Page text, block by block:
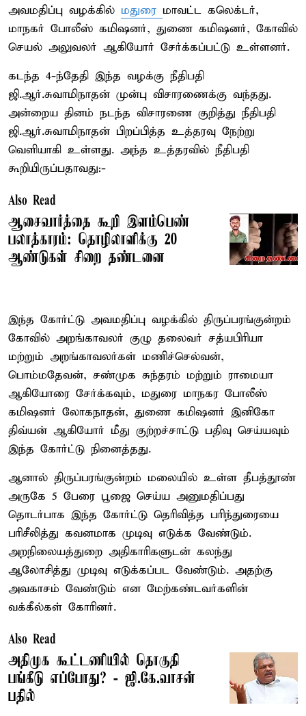
அவமதிப்பு வழக்கில் மதுரை மாவட்ட கலெக்டர்,
மாநகர் போலீஸ் கமிஷனர், துணை கமிஷனர், கோவில்
செயல் அலுவலர் ஆகியோர் சேர்க்கப்பட்டு உள்ளனர்.
கடந்த 4-ந்தேதி இந்த வழக்கு நீதிபதி
ஜி.ஆர்.சுவாமிநாதன் முன்பு விசாரணைக்கு வந்தது.
அன்றைய தினம் நடந்த விசாரணை குறித்து நீதிபதி
ஜி.ஆர்.சுவாமிநாதன் பிறப்பித்த உத்தரவு நேற்று
வெளியாகி உள்ளது. அந்த உத்தரவில் நீதிபதி
கூறியிருப்பதாவது:-
Also Read
ஆசைவார்த்தை கூறி இளம்பெண்
பலாத்காரம்: தொழிலாளிக்கு 20
ஆண்டுகள் சிறை தண்டனை
இந்த கோர்ட்டு அவமதிப்பு வழக்கில் திருப்பரங்குன்றம்
கோவில் அறங்காவலர் குழு தலைவர் சத்யபிரியா
மற்றும் அறங்காவலர்கள் மணிச்செல்வன்,
பொம்மதேவன், சண்முக சுந்தரம் மற்றும் ராமையா
ஆகியோரை சேர்க்கவும், மதுரை மாநகர போலீஸ்
கமிஷனர் லோகநாதன், துணை கமிஷனர் இனிகோ
திவ்யன் ஆகியோர் மீது குற்றச்சாட்டு பதிவு செய்யவும்
இந்த கோர்ட்டு நினைத்தது.
ஆனால் திருப்பரங்குன்றம் மலையில் உள்ள தீபத்தூண்
அருகே 5 பேரை பூஜை செய்ய அனுமதிப்பது
தொடர்பாக இந்த கோர்ட்டு தெரிவித்த பரிந்துரையை
பரிசீலித்து கவனமாக முடிவு எடுக்க வேண்டும்.
அறநிலையத்துறை அதிகாரிகளுடன் கலந்து
ஆலோசித்து முடிவு எடுக்கப்பட வேண்டும். அதற்கு
அவகாசம் வேண்டும் என மேற்கண்டவர்களின்
வக்கீல்கள் கோரினர்.
Also Read
அதிமுக கூட்டணியில் தொகுதி
பங்கீடு எப்போது? - ஜி.கே.வாசன்
பதில்